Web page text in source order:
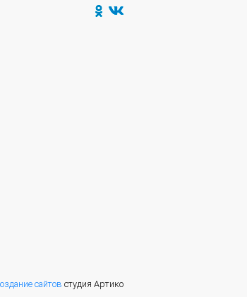
сайтов студия Артико